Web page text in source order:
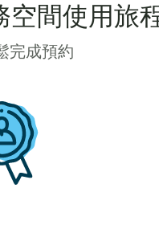
空間使用旅
完成預約